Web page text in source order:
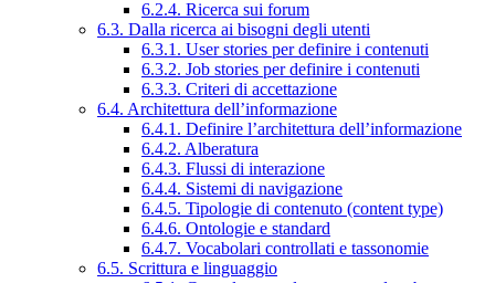
6.2.4. Ricerca sui forum
6.3. Dalla ricerca ai bisogni degli utenti
6.3.1. User stories per definire i contenuti
6.3.2. Job stories per definire i contenuti
6.3.3. Criteri di accettazione
6.4. Architettura dell’informazione
6.4.1. Definire l’architettura dell’informazione
6.4.2. Alberatura
6.4.3. Flussi di interazione
6.4.4. Sistemi di navigazione
6.4.5. Tipologie di contenuto (content type)
6.4.6. Ontologie e standard
6.4.7. Vocabolari controllati e tassonomie
6.5. Scrittura e linguaggio